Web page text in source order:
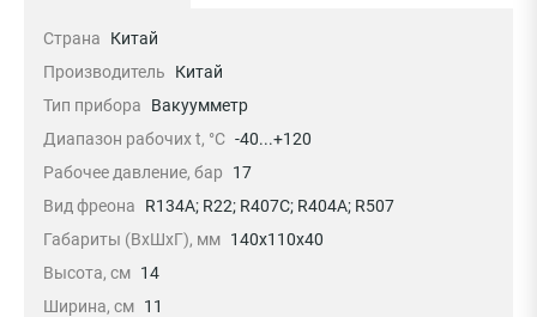
Страна
Китай
Производитель
Китай
Тип прибора
Вакуумметр
Диапазон рабочих t, °C -40...+120
Рабочее давление, бар
17
Вид фреона
R134A; R22; R407C; R404A; R507
Габариты (ВхШхГ), мм 140x110x40
Высота, см 14
Ширина, см 11